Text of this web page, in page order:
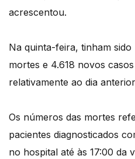
acrescentou.
Na quinta-feira, tinham sido
mortes e 4.618 novos
relativamente ao dia
Os números das mortes
pacientes diagnosticados
no hospital até às 17:00 da